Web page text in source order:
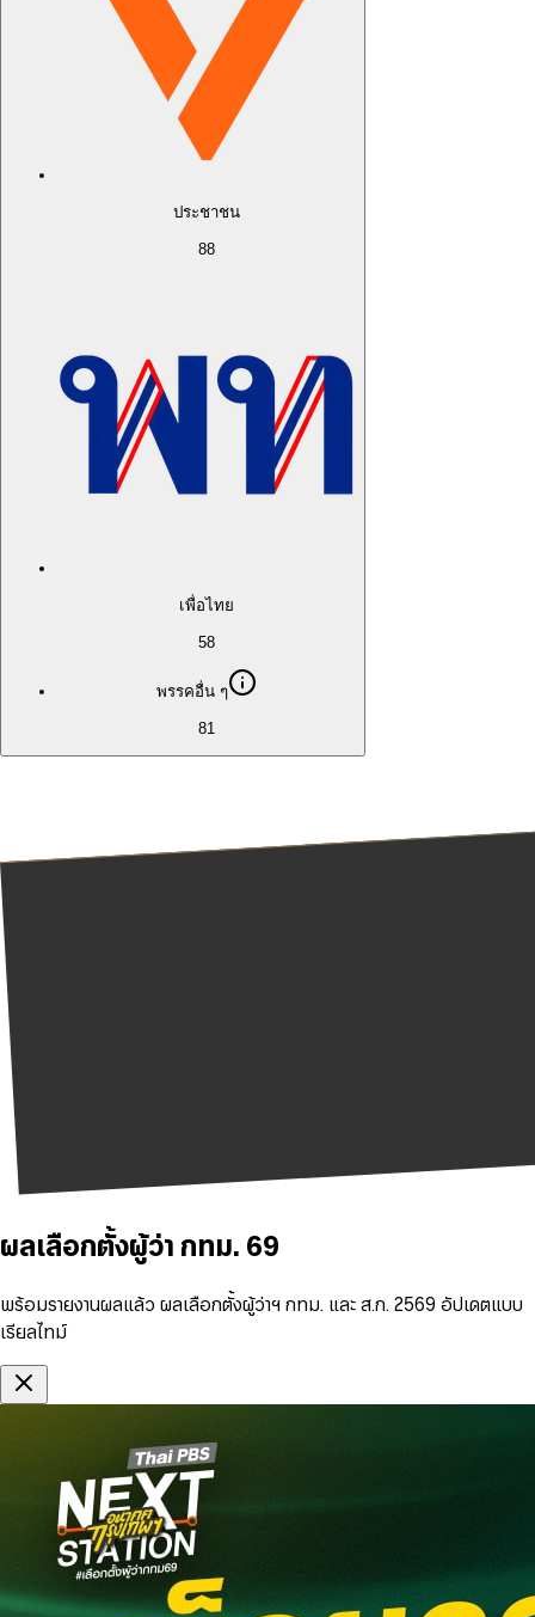
ประชาชน
88
เพื่อไทย
58
พรรคอื่น ๆ
81
ผลเลือกตั้งผู้ว่า กทม. 69
พร้อมรายงานผลแล้ว ผลเลือกตั้งผู้ว่าฯ กทม. และ ส.ก. 2569 อัปเดตแบบ
เรียลไทม์